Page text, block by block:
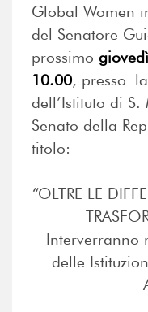
Global Women
del Senatore
prossimo
10.00, presso
dell’Istituto di
Senato della
titolo:
“OLTRE LE
Interverranno
delle